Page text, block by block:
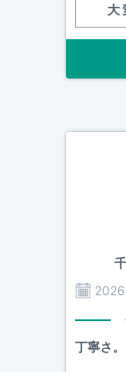
大
丁寧さ。